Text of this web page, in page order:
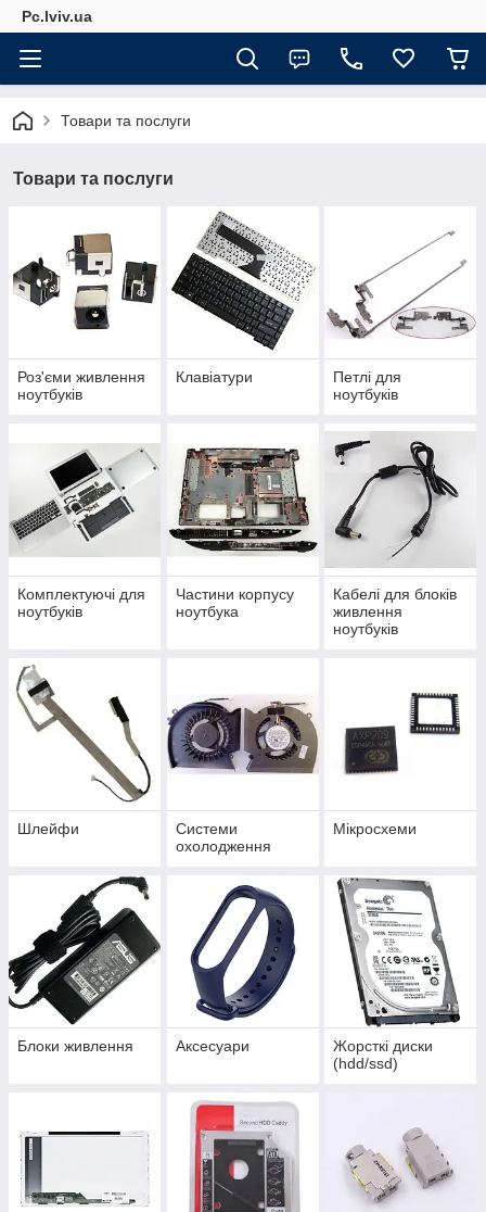
Pc.lviv.ua
Товари та послуги
Товари та послуги
Роз'єми живлення
ноутбуків
Клавіатури
Петлі для
ноутбуків
Комплектуючі для
ноутбуків
Частини корпусу
ноутбука
Кабелі для блоків
живлення
ноутбуків
Шлейфи
Системи
охолодження
Мікросхеми
Блоки живлення Аксесуари
Жорсткі диски
(hdd/ssd)